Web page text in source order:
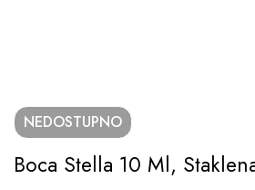
NEDOSTUPNO
Boca Stella 10 Ml,